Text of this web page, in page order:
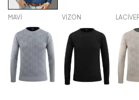
MAVİ VİZON